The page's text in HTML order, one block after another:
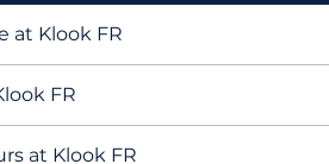
at Klook FR
FR
at Klook FR